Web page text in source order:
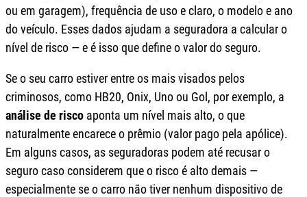
ou em garagem), frequência de uso e claro, o modelo e ano
do veículo. Esses dados ajudam a seguradora a calcular o
nível de risco — e é isso que define o valor do seguro.
Se o seu carro estiver entre os mais visados pelos
criminosos, como HB20, Onix, Uno ou Gol, por exemplo, a
análise de risco aponta um nível mais alto, o que
naturalmente encarece o prêmio (valor pago pela apólice).
Em alguns casos, as seguradoras podem até recusar o
seguro caso considerem que o risco é alto demais —
especialmente se o carro não tiver nenhum dispositivo de